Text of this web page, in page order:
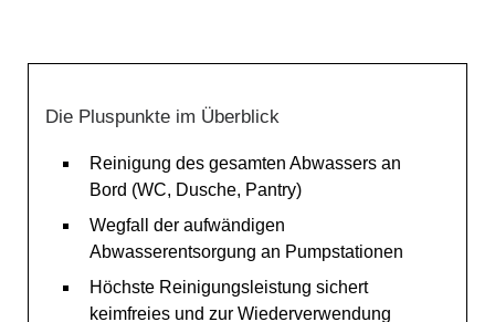
Die Pluspunkte im Überblick
Reinigung des gesamten Abwassers an
Bord (WC, Dusche, Pantry)
Wegfall der aufwändigen
Abwasserentsorgung an Pumpstationen
Höchste Reinigungsleistung sichert
keimfreies und zur Wiederverwendung